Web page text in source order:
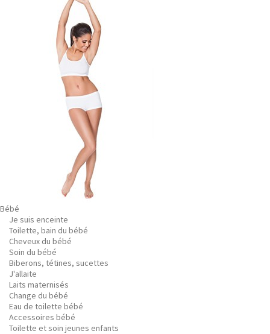
Bébé
Je suis enceinte
Toilette, bain du bébé
Cheveux du bébé
Soin du bébé
Biberons, tétines, sucettes
J'allaite
Laits maternisés
Change du bébé
Eau de toilette bébé
Accessoires bébé
Toilette et soin jeunes enfants